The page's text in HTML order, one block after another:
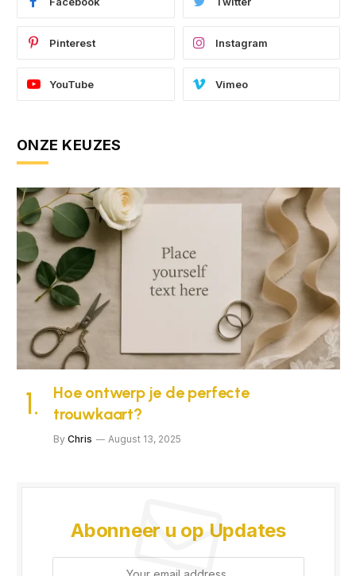
Pinterest Instagram
YouTube Vimeo
ONZE KEUZES
Hoe ontwerp je de perfecte
trouwkaart?
By Chris August 13, 2025
Abonneer u op Updates